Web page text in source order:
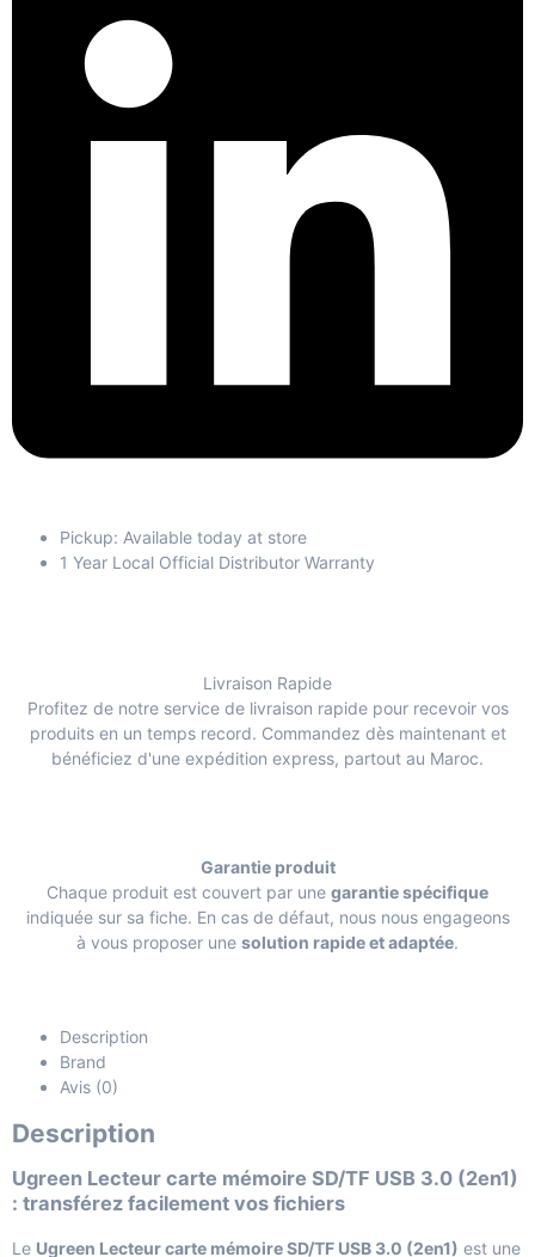
Pickup: Available today at store
1 Year Local Official Distributor Warranty
Livraison Rapide
Profitez de notre service de livraison rapide pour recevoir vos
produits en un temps record. Commandez dès maintenant et
bénéficiez d'une expédition express, partout au Maroc.
Garantie produit
Chaque produit est couvert par une garantie spécifique
indiquée sur sa fiche. En cas de défaut, nous nous engageons
à vous proposer une solution rapide et adaptée.
Description
Brand
Avis (0)
Description
Ugreen Lecteur carte mémoire SD/TF USB 3.0 (2en1)
: transférez facilement vos fichiers
Le Ugreen Lecteur carte mémoire SD/TF USB 3.0 (2en1) est une